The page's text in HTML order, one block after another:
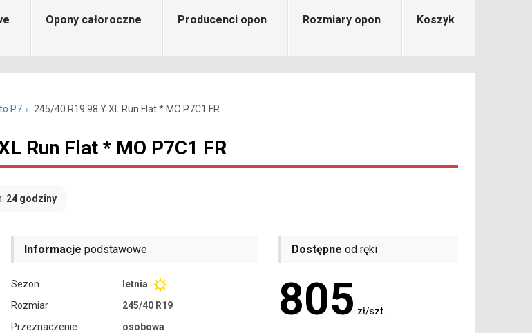
Opony całoroczne Producenci opon Rozmiary opon Koszyk
P7 245/40 R19 98 Y XL Run Flat * MO P7C1 FR
Run Flat * MO P7C1 FR
24 godziny
Informacje podstawowe
Sezon
letnia
Rozmiar
245/40 R19
Przeznaczenie
osobowa
Dostępne od ręki
805 zł/szt.